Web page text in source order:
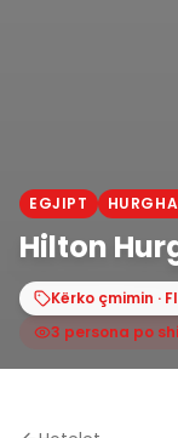
EGJIPT
Hilton
Kërko çmimin ·
3 persona po